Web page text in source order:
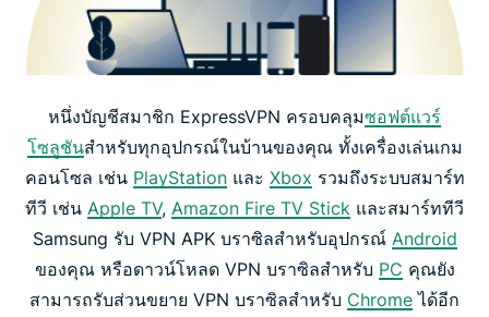
หนึ่งบัญชีสมาชิก ExpressVPN ครอบคลุมซอฟต์แวร์
โซลูชันสำหรับทุกอุปกรณ์ในบ้านของคุณ ทั้งเครื่องเล่นเกม
คอนโซล เช่น PlayStationและ Xbox รวมถึงระบบสมาร์ท
ทีวี เช่น Apple TV, Amazon Fire TV Stick และสมาร์ททีวี
Samsung รับ VPN APK บราซิลสำหรับอุปกรณ์ Android
ของคุณ หรือดาวน์โหลด VPN บราซิลสำหรับ PC คุณยัง
สามารถรับส่วนขยาย VPN บราซิลสำหรับ Chrome ได้อีก